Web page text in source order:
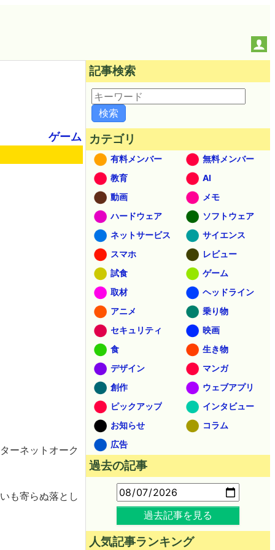
ゲーム
ーネットオーク
も寄らぬ落とし
記事検索
カテゴリ
有料メンバー
無料メンバー
教育
AI
動画
メモ
ハードウェア
ソフトウェア
ネットサービス
サイエンス
スマホ
レビュー
試食
ゲーム
取材
ヘッドライン
アニメ
乗り物
セキュリティ
映画
食
生き物
デザイン
マンガ
創作
ウェブアプリ
ピックアップ
インタビュー
お知らせ
コラム
広告
過去の記事
過去記事を見る
人気記事ランキング